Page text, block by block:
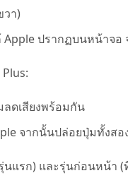
า)
ปรากฏบนหน้าจอ
ดเสียงพร้อมกัน
จากนั้นปล่อยปุ่มทั้งสอ
นแรก) และรุ่นก่อนหน้า